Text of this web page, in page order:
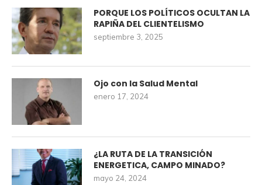
PORQUE LOS POLÍTICOS OCULTAN LA
RAPIÑA DEL CLIENTELISMO
septiembre 3, 2025
Ojo con la Salud Mental
enero 17, 2024
¿LA RUTA DE LA TRANSICIÓN
ENERGETICA, CAMPO MINADO?
mayo 24, 2024